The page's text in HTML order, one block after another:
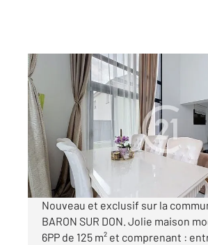
BARON SUR ODON 14
2, 6 pièces
Ref : 3389
Maison à vendre
393 000 €
Visiter le site dédié
Nouveau et exclusif sur la
BARON SUR DON. Jolie maison
6PP de 125 m² et comprenant :